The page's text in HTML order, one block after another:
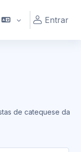
a entrada daEntrar
de catequese da